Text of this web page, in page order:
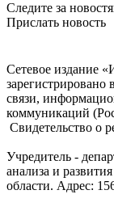
Следите за
Прислать новость
Сетевое издание
зарегистрировано
связи,
коммуникаций
Свидетельство о
Учредитель -
анализа и
области. Адрес: